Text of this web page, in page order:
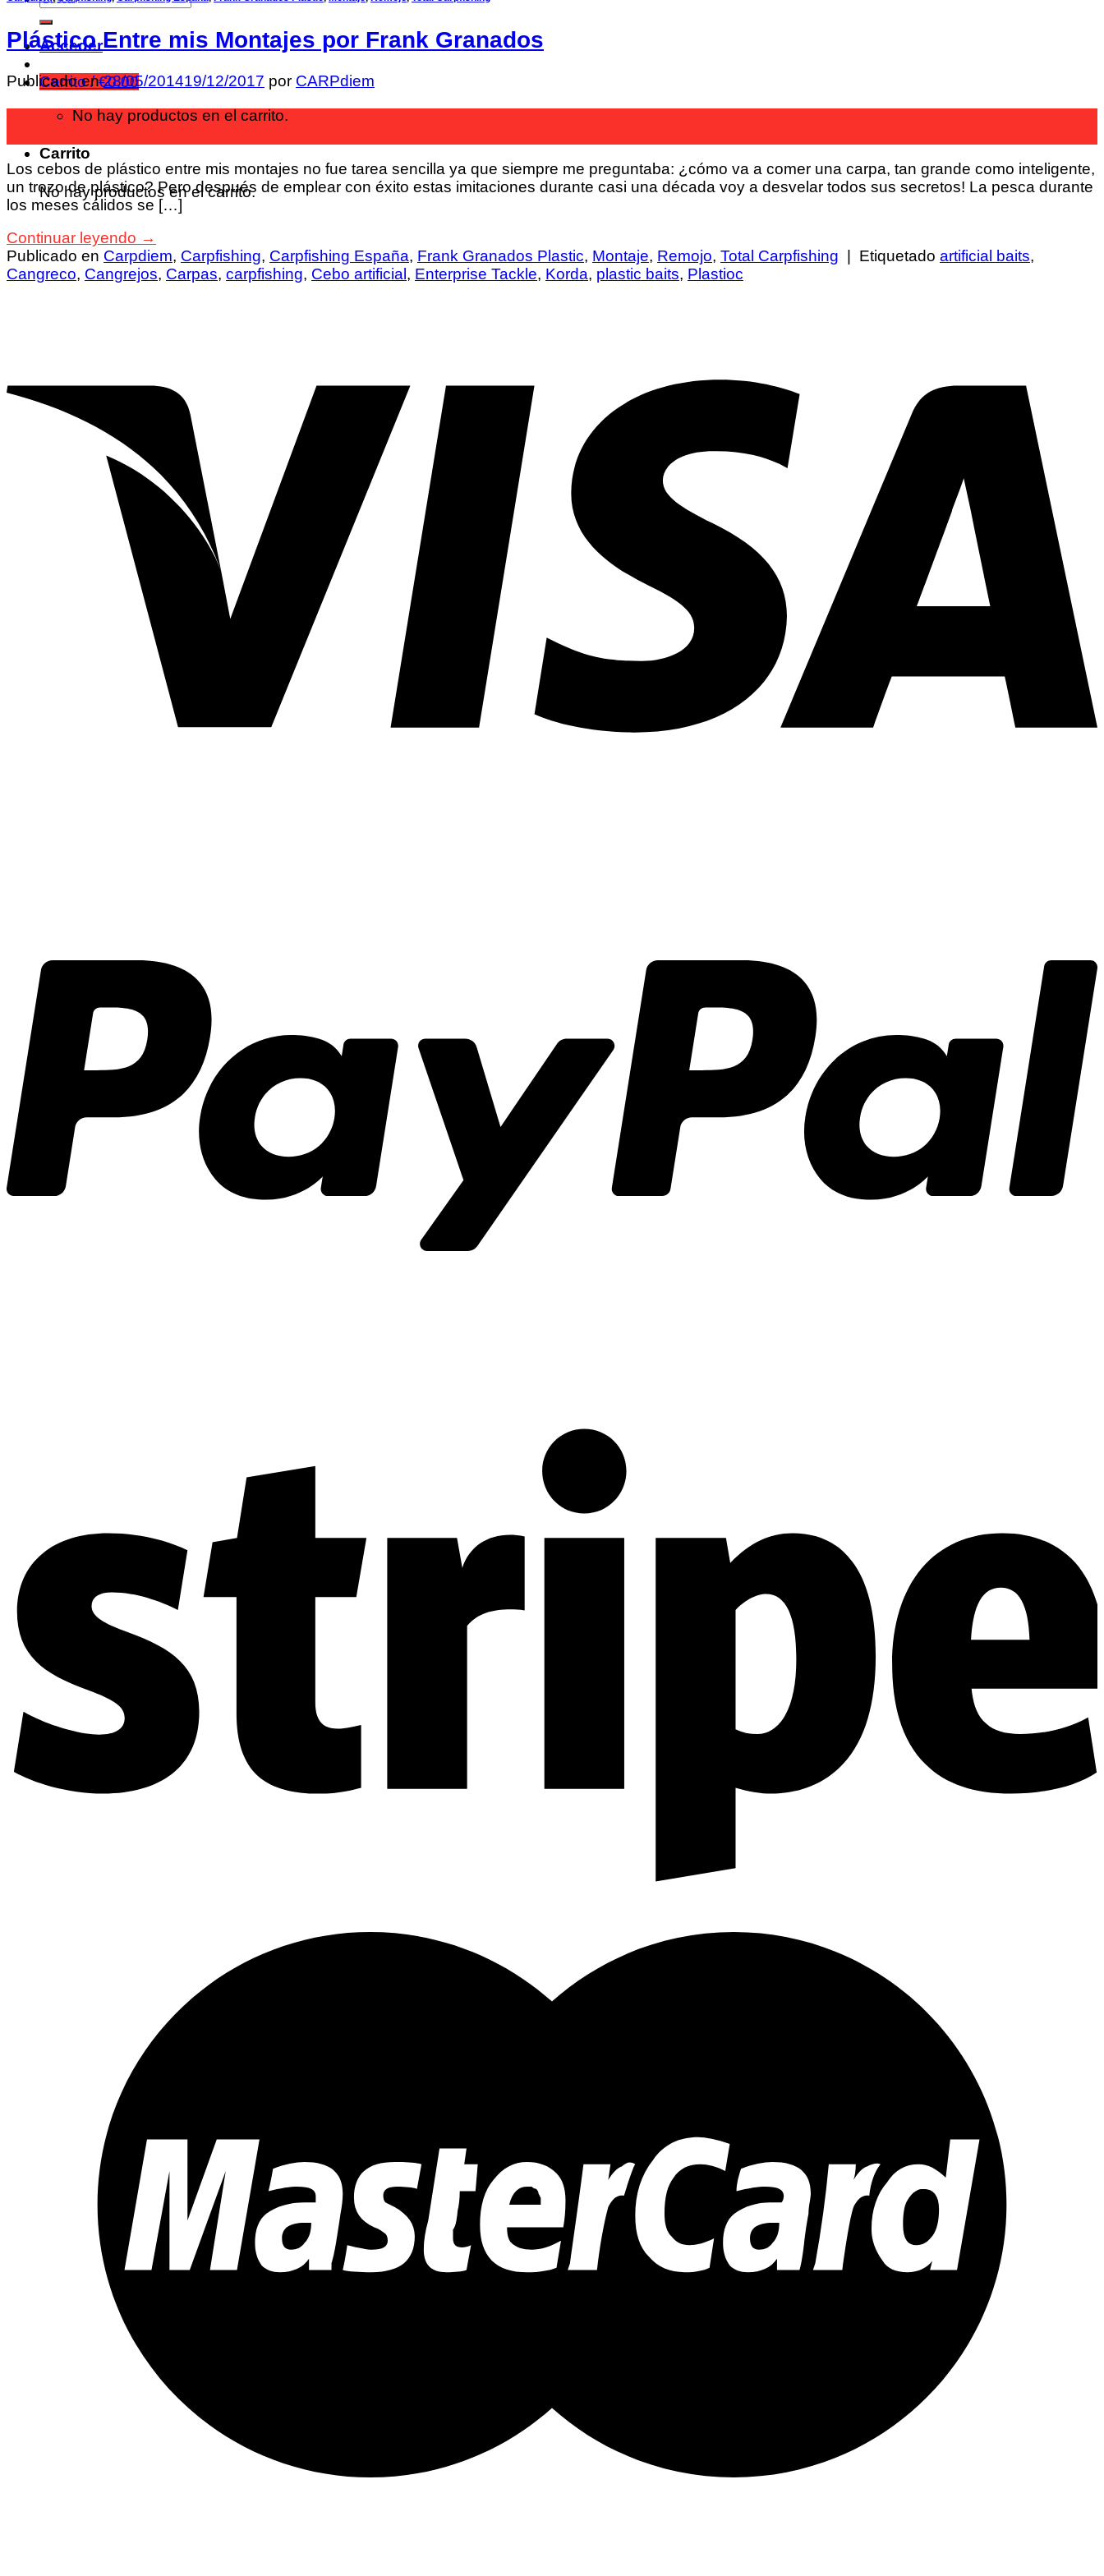
Acceder
Carrito /€0.00
No hay productos en el carrito.
Carrito
No hay productos en el carrito.
Plástico Entre mis Montajes por Frank Granados
Publicado en28/05/201419/12/2017 por CARPdiem
Los cebos de plástico entre mis montajes no fue tarea sencilla ya que siempre me preguntaba: ¿cómo va a comer una carpa, tan grande como inteligente,
un trozo de plástico? Pero después de emplear con éxito estas imitaciones durante casi una década voy a desvelar todos sus secretos! La pesca durante
los meses cálidos se […]
Continuar leyendo →
Publicado en Carpdiem, Carpfishing, Carpfishing España, Frank Granados Plastic, Montaje, Remojo, Total Carpfishing Etiquetado artificial baits,
Cangreco, Cangrejos, Carpas, carpfishing, Cebo artificial , Enterprise Tackle, Korda, plastic baits, Plastioc